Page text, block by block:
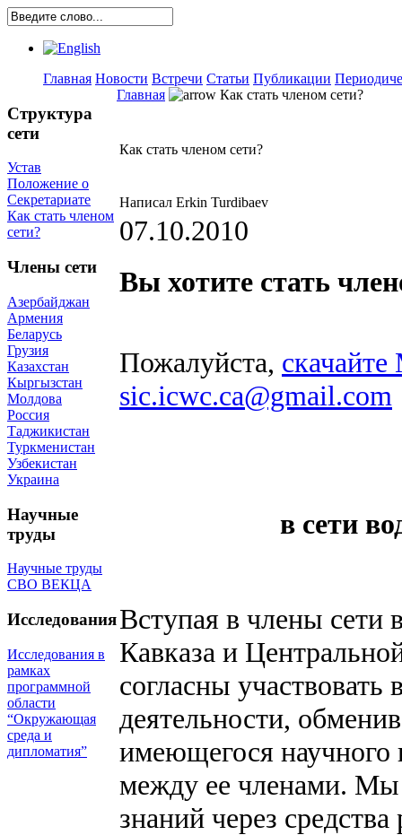
Главная Новости Встречи Статьи Публикации
Структура
сети
Устав
Положение о
Секретариате
Как стать членом
сети?
Члены сети
Азербайджан
Армения
Беларусь
Грузия
Казахстан
Кыргызстан
Молдова
Россия
Таджикистан
Туркменистан
Узбекистан
Украина
Научные
труды
Научные труды
СВО ВЕКЦА
Исследования
Исследования в
рамках
программной
области
“Окружающая
среда и
дипломатия”
Главная Как стать членом сети?
Как стать членом сети?
Написал Erkin Turdibaev
07.10.2010
Вы хотите стать
Пожалуйста,
sic.icwc.ca@gmail.com
в сети
Вступая в члены сети
Кавказа и
согласны
деятельности,
имеющегося научного
между ее членами. Мы
знаний через